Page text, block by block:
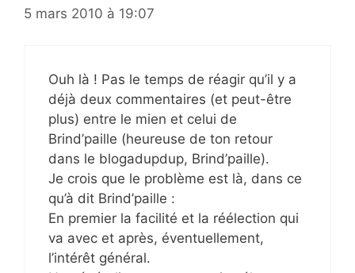
5 mars 2010 à 19:07
Ouh là ! Pas le temps de réagir qu’il y a
déjà deux commentaires (et peut-être
plus) entre le mien et celui de
Brind’paille (heureuse de ton retour
dans le blogadupdup, Brind’paille).
Je crois que le problème est là, dans ce
qu’à dit Brind’paille :
En premier la facilité et la réélection qui
va avec et après, éventuellement,
l’intérêt général.